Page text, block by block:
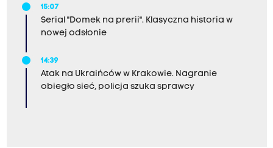
15:07
Serial "Domek na prerii". Klasyczna historia w
nowej odsłonie
14:39
Atak na Ukraińców w Krakowie. Nagranie
obiegło sieć, policja szuka sprawcy